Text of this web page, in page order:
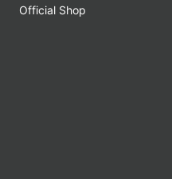
Official Shop